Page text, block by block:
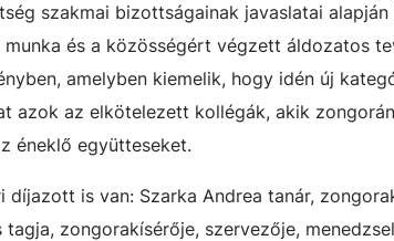
szakmai bizottságainak javaslatai
és a közösségért végzett áldozatos
amelyben kiemelik, hogy idén új
azok az elkötelezett kollégák, akik
éneklő együtteseket.
is van: Szarka Andrea tanár,
zongorakísérője, szervezője,